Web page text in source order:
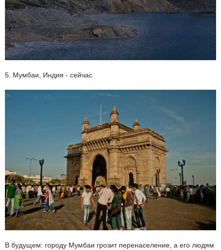
5. Мумбаи, Индия - сейчас
В будущем: городу Мумбаи грозит перенаселение, а его людям